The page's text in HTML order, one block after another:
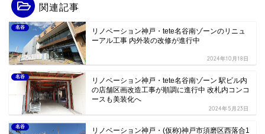
関連記事
名谷
リノベーション神戸・tete名谷南ゾーンのリニュ
ーアル工事 内外装の改修が進行中
2024年10月18日
名谷
リノベーション神戸・tete名谷南ゾーン 駅ビル内
の店舗区画改造工事が順調に進行中 改札内コンコ
ースも美装化へ
2024年5月23日
名谷
リノベーション神戸・(仮称)神戸市須磨区西落合1